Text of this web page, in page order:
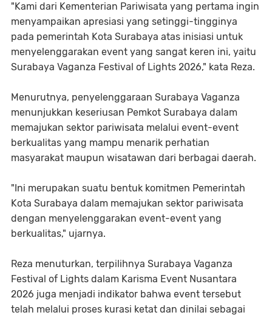
"Kami dari Kementerian Pariwisata yang pertama ingin
menyampaikan apresiasi yang setinggi-tingginya
pada pemerintah Kota Surabaya atas inisiasi untuk
menyelenggarakan event yang sangat keren ini, yaitu
Surabaya Vaganza Festival of Lights 2026," kata Reza.
Menurutnya, penyelenggaraan Surabaya Vaganza
menunjukkan keseriusan Pemkot Surabaya dalam
memajukan sektor pariwisata melalui event-event
berkualitas yang mampu menarik perhatian
masyarakat maupun wisatawan dari berbagai daerah.
"Ini merupakan suatu bentuk komitmen Pemerintah
Kota Surabaya dalam memajukan sektor pariwisata
dengan menyelenggarakan event-event yang
berkualitas," ujarnya.
Reza menuturkan, terpilihnya Surabaya Vaganza
Festival of Lights dalam Karisma Event Nusantara
2026 juga menjadi indikator bahwa event tersebut
telah melalui proses kurasi ketat dan dinilai sebagai